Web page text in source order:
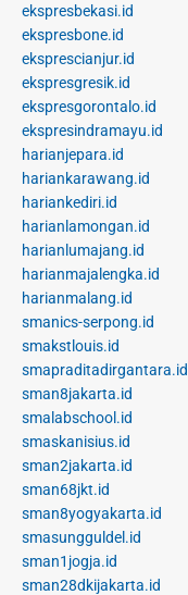
ekspresbekasi.id
ekspresbone.id
eksprescianjur.id
ekspresgresik.id
ekspresgorontalo.id
ekspresindramayu.id
harianjepara.id
hariankarawang.id
hariankediri.id
harianlamongan.id
harianlumajang.id
harianmajalengka.id
harianmalang.id
smanics-serpong.id
smakstlouis.id
smapraditadirgantara.id
sman8jakarta.id
smalabschool.id
smaskanisius.id
sman2jakarta.id
sman68jkt.id
sman8yogyakarta.id
smasungguldel.id
sman1jogja.id
sman28dkijakarta.id